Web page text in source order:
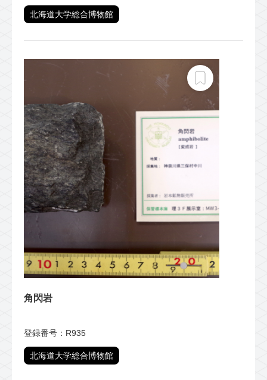
北海道大学総合博物館
角閃岩
登録番号：R935
北海道大学総合博物館